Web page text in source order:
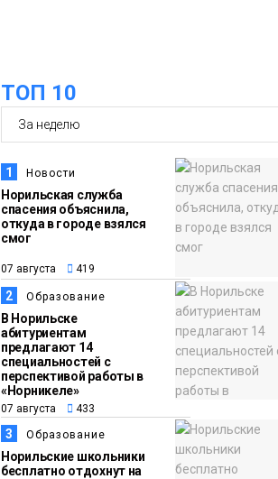
Спорт
14:30
07 августа
Новости
Ленинский проспект
частично закроют в
связи с Днём
рождения «Башни»
13:59
07 августа
Новости
«Домик Хоббитов» и
«Самолёт в облаках»
появятся в Кайеркане
13:08
07 августа
Новости
Предстоящие
выходные в
Норильске будут
зябкими, пасмурными
и дождливыми
ТОП 10
1 Новости
Норильская служба
спасения объяснила,
откуда в городе взялся
смог
07 августа 419
2 Образование
В Норильске
абитуриентам
предлагают 14
специальностей с
перспективой работы в
«Норникеле»
07 августа 433
3 Образование
Норильские школьники
бесплатно отдохнут на